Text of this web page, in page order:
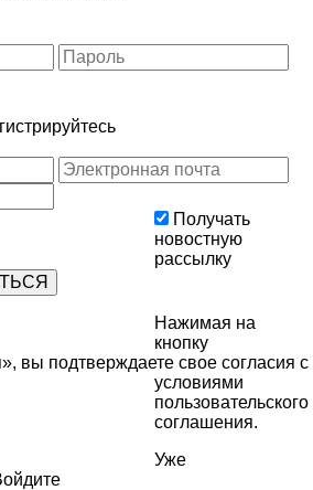
Получать
новостную
рассылку
Нажимая на
кнопку
вы подтверждаете свое согласия с
условиями
пользовательского
соглашения.
Уже